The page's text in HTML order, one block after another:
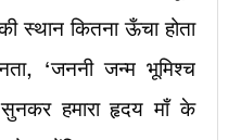
स्थान कितना ऊँचा होता
‘जननी जन्म भूमिश्च
सुनकर हमारा हृदय माँ के